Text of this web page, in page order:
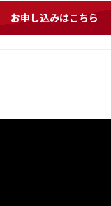
お申し込みはこちら